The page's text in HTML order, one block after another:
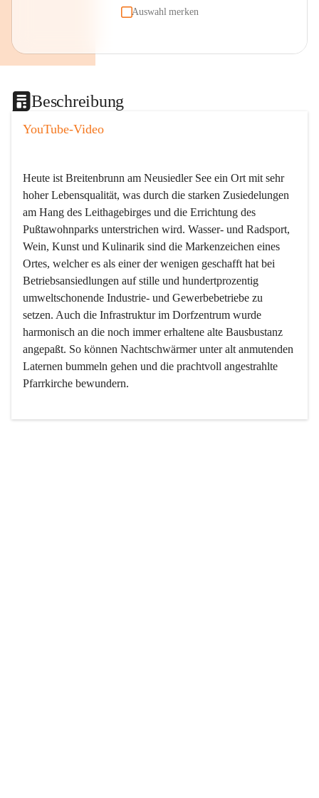
Auswahl merken
Beschreibung
YouTube-Video
Heute ist Breitenbrunn am Neusiedler See ein Ort mit sehr
hoher Lebensqualität, was durch die starken Zusiedelungen
am Hang des Leithagebirges und die Errichtung des
Pußtawohnparks unterstrichen wird. Wasser- und Radsport,
Wein, Kunst und Kulinarik sind die Markenzeichen eines
Ortes, welcher es als einer der wenigen geschafft hat bei
Betriebsansiedlungen auf stille und hundertprozentig
umweltschonende Industrie- und Gewerbebetriebe zu
setzen. Auch die Infrastruktur im Dorfzentrum wurde
harmonisch an die noch immer erhaltene alte Bausbustanz
angepaßt. So können Nachtschwärmer unter alt anmutenden
Laternen bummeln gehen und die prachtvoll angestrahlte
Pfarrkirche bewundern.
Der Weinbau dominert heute nicht mehr, ist aber integrativer